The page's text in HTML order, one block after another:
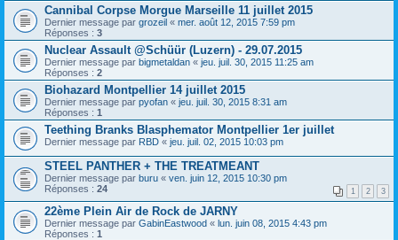
Cannibal Corpse Morgue Marseille 11 juillet 2015
Dernier message par grozeil « mer. août 12, 2015 7:59 pm
Réponses : 3
Nuclear Assault @Schüür (Luzern) - 29.07.2015
Dernier message par bigmetaldan « jeu. juil. 30, 2015 11:25 am
Réponses : 2
Biohazard Montpellier 14 juillet 2015
Dernier message par pyofan « jeu. juil. 30, 2015 8:31 am
Réponses : 1
Teething Branks Blasphemator Montpellier 1er juillet
Dernier message par RBD « jeu. juil. 02, 2015 10:03 pm
STEEL PANTHER + THE TREATMEANT
Dernier message par buru « ven. juin 12, 2015 10:30 pm
Réponses : 24 1 2 3
22ème Plein Air de Rock de JARNY
Dernier message par GabinEastwood « lun. juin 08, 2015 4:43 pm
Réponses : 1